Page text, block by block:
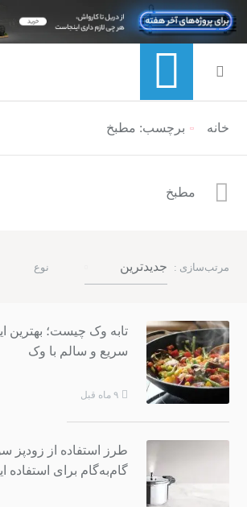
منوی ناوبری خرده نان
خانه برچسب: مطبخ
مطبخ
مرتب‌سازی : جدیدترین نوع
تابه وک چیست؛ بهترین
سریع و سالم با وک
۹ ماه قبل
طرز استفاده از زودپز
گام‌به‌گام برای استفاده